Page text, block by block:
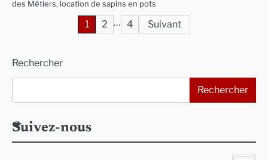
des Métiers, location de sapins en pots
publications
1 2 … 4 Suivant
Rechercher
Rechercher
Suivez-nous